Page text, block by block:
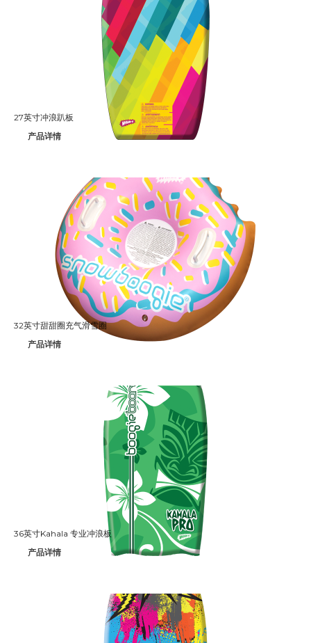
27英寸冲浪趴板
产品详情
32英寸甜甜圈充气滑雪圈
产品详情
36英寸Kahala 专业冲浪板
产品详情